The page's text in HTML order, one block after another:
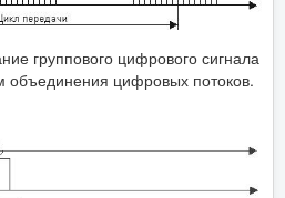
группового цифрового сигнала
объединения цифровых потоков.